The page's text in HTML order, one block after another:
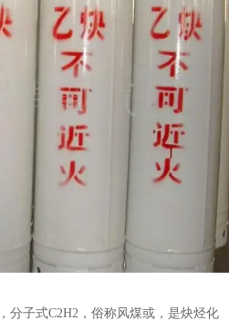
分子式C2H2，俗称风煤或，是炔烃化